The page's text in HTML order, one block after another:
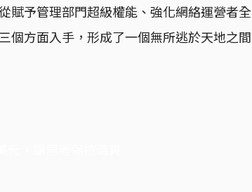
賦予管理部門超級權能、強化網絡運營者全
個方面入手，形成了一個無所逃於天地之間